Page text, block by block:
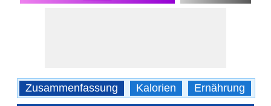
Zusammenfassung Kalorien Ernährung